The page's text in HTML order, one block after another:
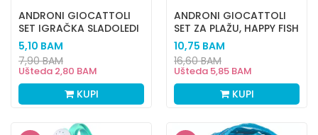
ANDRONI GIOCATTOLI
SET IGRAČKA SLADOLEDI
I MAFIN
5,10 BAM
Ušteda 2,80 BAM
7,90BAM
KUPI
ANDRONI GIOCATTOLI
SET ZA PLAŽU, HAPPY FISH
10,75 BAM
Ušteda 5,85 BAM
16,60BAM
KUPI